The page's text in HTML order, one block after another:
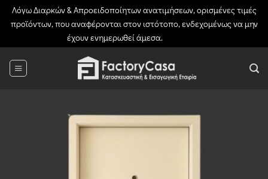
Λόγω Διαρκών & Απροειδοποίητων ανατιμήσεων, ορισμένες τιμές
προϊόντων, που αναφέρονται στον ιστότοπο, ενδεχομένως να μην
έχουν ενημερωθεί άμεσα.